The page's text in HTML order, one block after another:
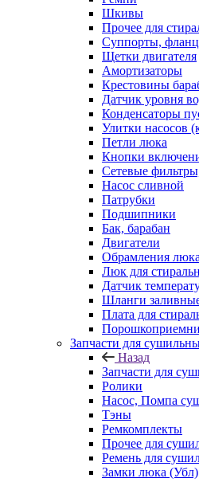
Шкивы
Прочее для
Суппорты,
Щетки двигателя
Амортизаторы
Крестовины
Датчик уровня
Конденсаторы
Улитки насосов
Петли люка
Кнопки
Сетевые
Насос сливной
Патрубки
Подшипники
Бак, барабан
Двигатели
Обрамления люка
Люк для
Датчик
Шланги
Плата для
Запчасти для
Назад
Запчасти для
Ролики
Насос, Помпа
Тэны
Ремкомплекты
Прочее для
Ремень для
Замки люка (Убл)